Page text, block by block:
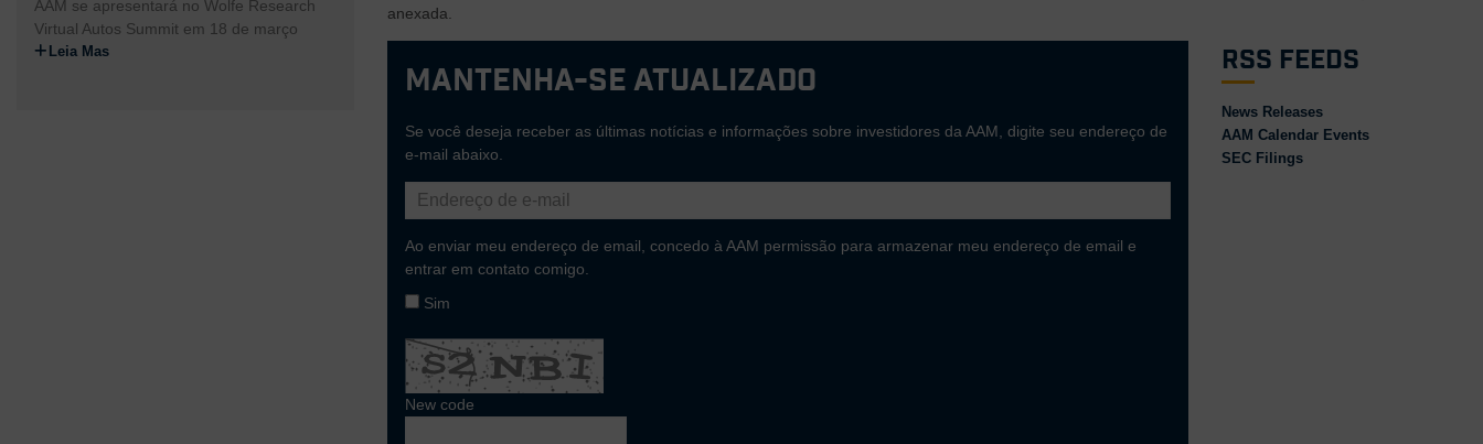
AAM se apresentará no Wolfe Research
Virtual Autos Summit em 18 de março
Leia Mas
anexada.
Mantenha-se atualizado
Se você deseja receber as últimas notícias e informações sobre investidores da AAM, digite seu endereço de
e-mail abaixo.
Ao enviar meu endereço de email, concedo à AAM permissão para armazenar meu endereço de email e
entrar em contato comigo.
Sim
New code
RSS Feeds
News Releases
AAM Calendar Events
SEC Filings